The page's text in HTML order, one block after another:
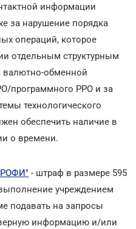
информации
за нарушение порядка
операций, которое
отдельным структурным
валютно-обменной
программного РРО и за
технологического
обеспечить наличие в
о времени.
- штраф в размере 595
учреждением
подавать на запросы
информацию и/или